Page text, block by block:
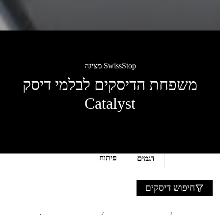
SwissStop מציגה
משפחת הדיסקים לבלמי דיסק
Catalyst
דגמים פיתוח
חיפוש דיסקים